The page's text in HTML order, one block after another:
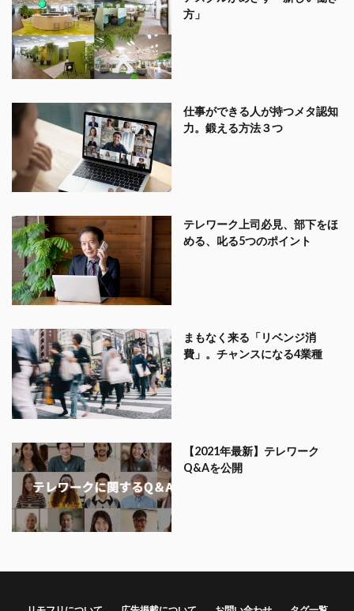
方」
仕事ができる人が持つメタ認知
力。鍛える方法３つ
テレワーク上司必見、部下をほ
める、叱る5つのポイント
まもなく来る「リベンジ消
費」。チャンスになる4業種
【2021年最新】テレワーク
Q&Aを公開